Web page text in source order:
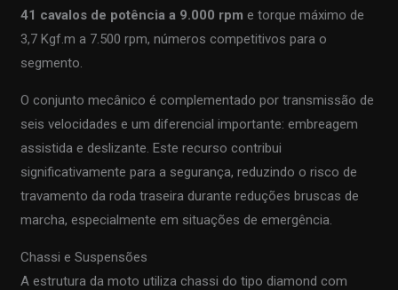
41 cavalos de potência a 9.000 rpm e torque máximo de
3,7 Kgf.m a 7.500 rpm, números competitivos para o
segmento.
O conjunto mecânico é complementado por transmissão de
seis velocidades e um diferencial importante: embreagem
assistida e deslizante. Este recurso contribui
significativamente para a segurança, reduzindo o risco de
travamento da roda traseira durante reduções bruscas de
marcha, especialmente em situações de emergência.
Chassi e Suspensões
A estrutura da moto utiliza chassi do tipo diamond com